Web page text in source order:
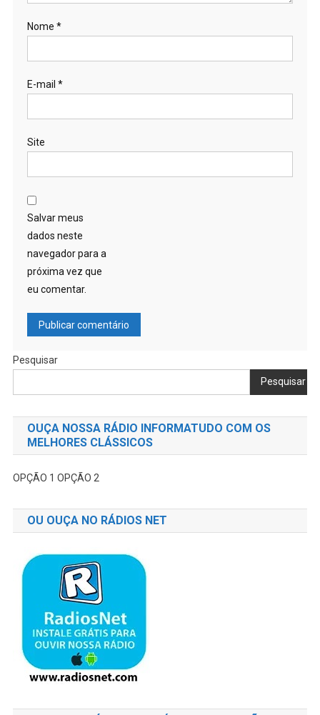
Nome *
E-mail *
Site
Salvar meus
dados neste
navegador para a
próxima vez que
eu comentar.
Pesquisar
Pesquisar
OUÇA NOSSA RÁDIO INFORMATUDO COM OS
MELHORES CLÁSSICOS
OPÇÃO 1 OPÇÃO 2
OU OUÇA NO RÁDIOS NET